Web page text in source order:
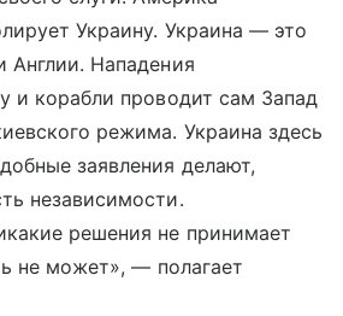
Украину. Украина — это
Нападения
и корабли проводит сам Запад
режима. Украина здесь
заявления делают,
независимости.
решения не принимает
не может», — полагает